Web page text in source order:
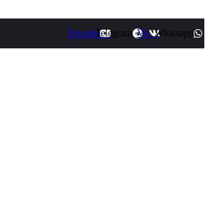
YoutubeTelegram Vk Whatsapp